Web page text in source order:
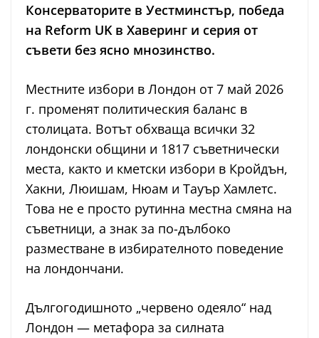
Консерваторите в Уестминстър, победа
на Reform UK в Хаверинг и серия от
съвети без ясно мнозинство.
Местните избори в Лондон от 7 май 2026
г. променят политическия баланс в
столицата. Вотът обхваща всички 32
лондонски общини и 1817 съветнически
места, както и кметски избори в Кройдън,
Хакни, Люишам, Нюам и Тауър Хамлетс.
Това не е просто рутинна местна смяна на
съветници, а знак за по-дълбоко
разместване в избирателното поведение
на лондончани.
Дългогодишното „червено одеяло“ над
Лондон — метафора за силната